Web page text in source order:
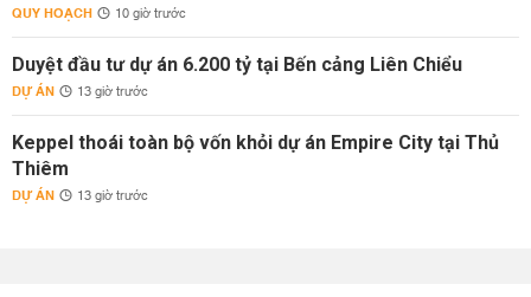
QUY HOẠCH 10 giờ trước
Duyệt đầu tư dự án 6.200 tỷ tại Bến cảng Liên Chiểu
DỰ ÁN 13 giờ trước
Keppel thoái toàn bộ vốn khỏi dự án Empire City tại Thủ
Thiêm
DỰ ÁN 13 giờ trước